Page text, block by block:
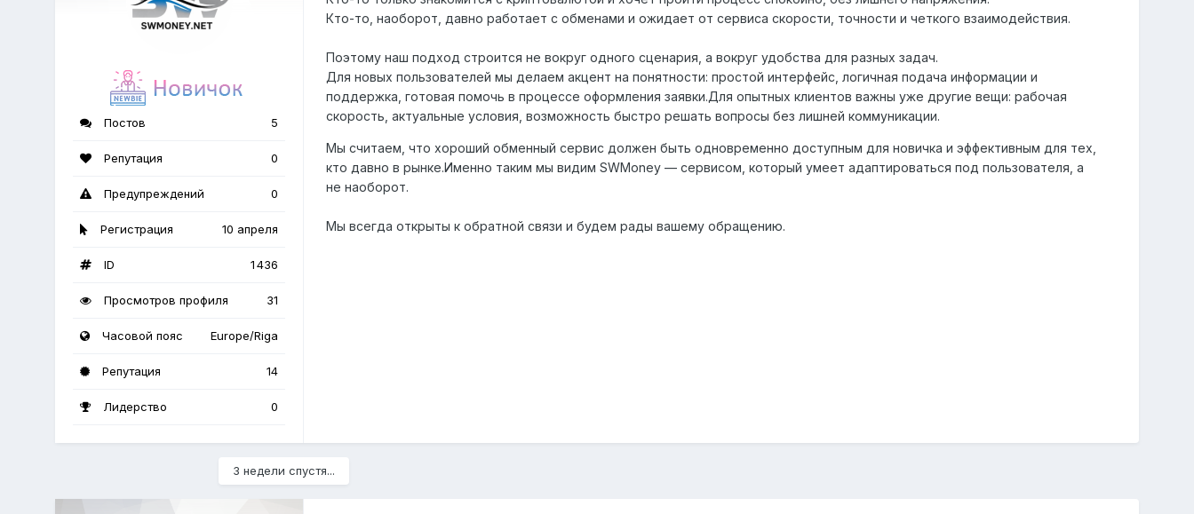
Постов 5
Репутация 0
Предупреждений 0
Регистрация 10 апреля
ID 1 436
Просмотров профиля 31
Часовой пояс Europe/Riga
Репутация 14
Лидерство 0
Кто-то, наоборот, давно работает с обменами и ожидает от сервиса скорости, точности и четкого взаимодействия.
Поэтому наш подход строится не вокруг одного сценария, а вокруг удобства для разных задач.
Для новых пользователей мы делаем акцент на понятности: простой интерфейс, логичная подача информации и
поддержка, готовая помочь в процессе оформления заявки.Для опытных клиентов важны уже другие вещи: рабочая
скорость, актуальные условия, возможность быстро решать вопросы без лишней коммуникации.
Мы считаем, что хороший обменный сервис должен быть одновременно доступным для новичка и эффективным для тех,
кто давно в рынке.Именно таким мы видим SWMoney — сервисом, который умеет адаптироваться под пользователя, а
не наоборот.
Мы всегда открыты к обратной связи и будем рады вашему обращению.
3 недели спустя...